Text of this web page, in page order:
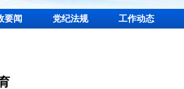
要闻 党纪法规 工作动态